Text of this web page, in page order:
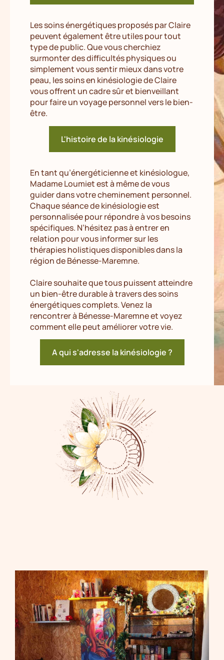
Les soins énergétiques proposés par Claire
peuvent également être utiles pour tout
type de public. Que vous cherchiez
surmonter des difficultés physiques ou
simplement vous sentir mieux dans votre
peau, les soins en kinésiologie de Claire
vous offrent un cadre sûr et bienveillant
pour faire un voyage personnel vers le bien-
être.
L'histoire de la kinésiologie
En tant qu’énergéticienne et kinésiologue,
Madame Loumiet est à même de vous
guider dans votre cheminement personnel.
Chaque séance de kinésiologie est
personnalisée pour répondre à vos besoins
spécifiques. N’hésitez pas à entrer en
relation pour vous informer sur les
thérapies holistiques disponibles dans la
région de Bénesse-Maremne.
Claire souhaite que tous puissent atteindre
un bien-être durable à travers des soins
énergétiques complets. Venez la
rencontrer à Bénesse-Maremne et voyez
comment elle peut améliorer votre vie.
A qui s'adresse la kinésiologie ?